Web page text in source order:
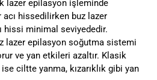
lazer epilasyon işleminde
hissedilirken buz lazer
hissi minimal seviyededir.
lazer epilasyon soğutma sistemi
ve yan etkileri azaltır. Klasik
ciltte yanma, kızarıklık gibi yan